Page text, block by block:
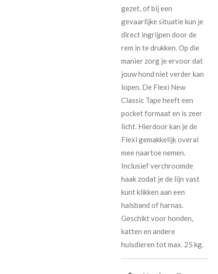
gezet, of bij een
gevaarlijke situatie kun je
direct ingrijpen door de
rem in te drukken. Op die
manier zorg je ervoor dat
jouw hond niet verder kan
lopen. De Flexi New
Classic Tape heeft een
pocket formaat en is zeer
licht. Hierdoor kan je de
Flexi gemakkelijk overal
mee naartoe nemen.
Inclusief verchroomde
haak zodat je de lijn vast
kunt klikken aan een
halsband of harnas.
Geschikt voor honden,
katten en andere
huisdieren tot max. 25 kg.